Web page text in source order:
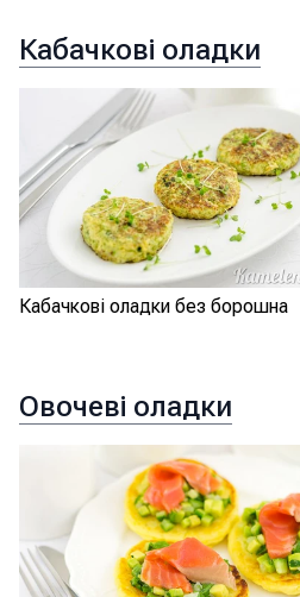
Кабачкові оладки
Кабачкові оладки без борошна
Овочеві оладки